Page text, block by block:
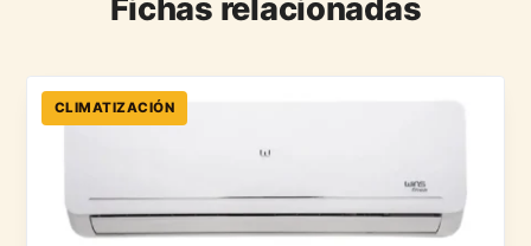
Fichas relacionadas
CLIMATIZACIÓN